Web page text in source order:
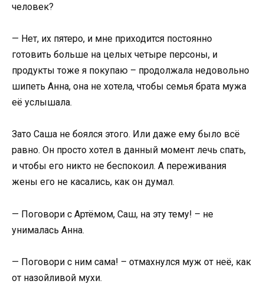
человек?
— Нет, их пятеро, и мне приходится постоянно
готовить больше на целых четыре персоны, и
продукты тоже я покупаю – продолжала недовольно
шипеть Анна, она не хотела, чтобы семья брата мужа
её услышала.
Зато Саша не боялся этого. Или даже ему было всё
равно. Он просто хотел в данный момент лечь спать,
и чтобы его никто не беспокоил. А переживания
жены его не касались, как он думал.
— Поговори с Артёмом, Саш, на эту тему! – не
унималась Анна.
— Поговори с ним сама! – отмахнулся муж от неё, как
от назойливой мухи.